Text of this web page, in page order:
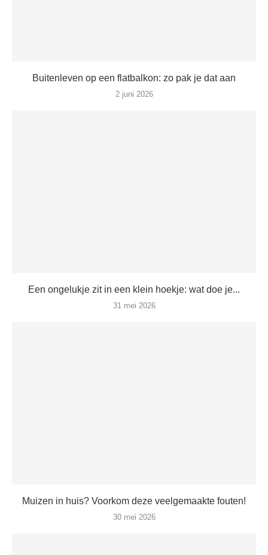
Buitenleven op een flatbalkon: zo pak je dat aan
2 juni 2026
Een ongelukje zit in een klein hoekje: wat doe je...
31 mei 2026
Muizen in huis? Voorkom deze veelgemaakte fouten!
30 mei 2026